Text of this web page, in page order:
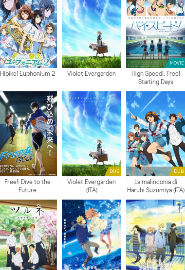
Hibike! Euphonium 2 Violet Evergarden
MOVIE
High Speed!: Free!
Starting Days
Free!: Dive to the
Future
DUB
Violet Evergarden
(ITA)
DUB
La malinconia di
Haruhi Suzumiya (ITA)